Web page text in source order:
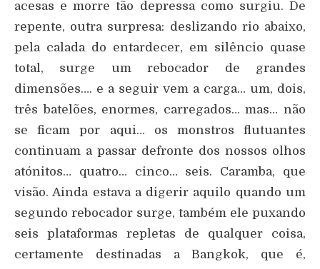
acesas e morre tão depressa como surgiu. De
repente, outra surpresa: deslizando rio abaixo,
pela calada do entardecer, em silêncio quase
total, surge um rebocador de grandes
dimensões…. e a seguir vem a carga… um, dois,
três batelões, enormes, carregados… mas… não
se ficam por aqui… os monstros flutuantes
continuam a passar defronte dos nossos olhos
atónitos… quatro… cinco… seis. Caramba, que
visão. Ainda estava a digerir aquilo quando um
segundo rebocador surge, também ele puxando
seis plataformas repletas de qualquer coisa,
certamente destinadas a Bangkok, que é,